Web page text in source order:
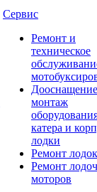
Сервис
Ремонт и
техническое
монтаж
катера и
лодки
Ремонт
Ремонт
моторов